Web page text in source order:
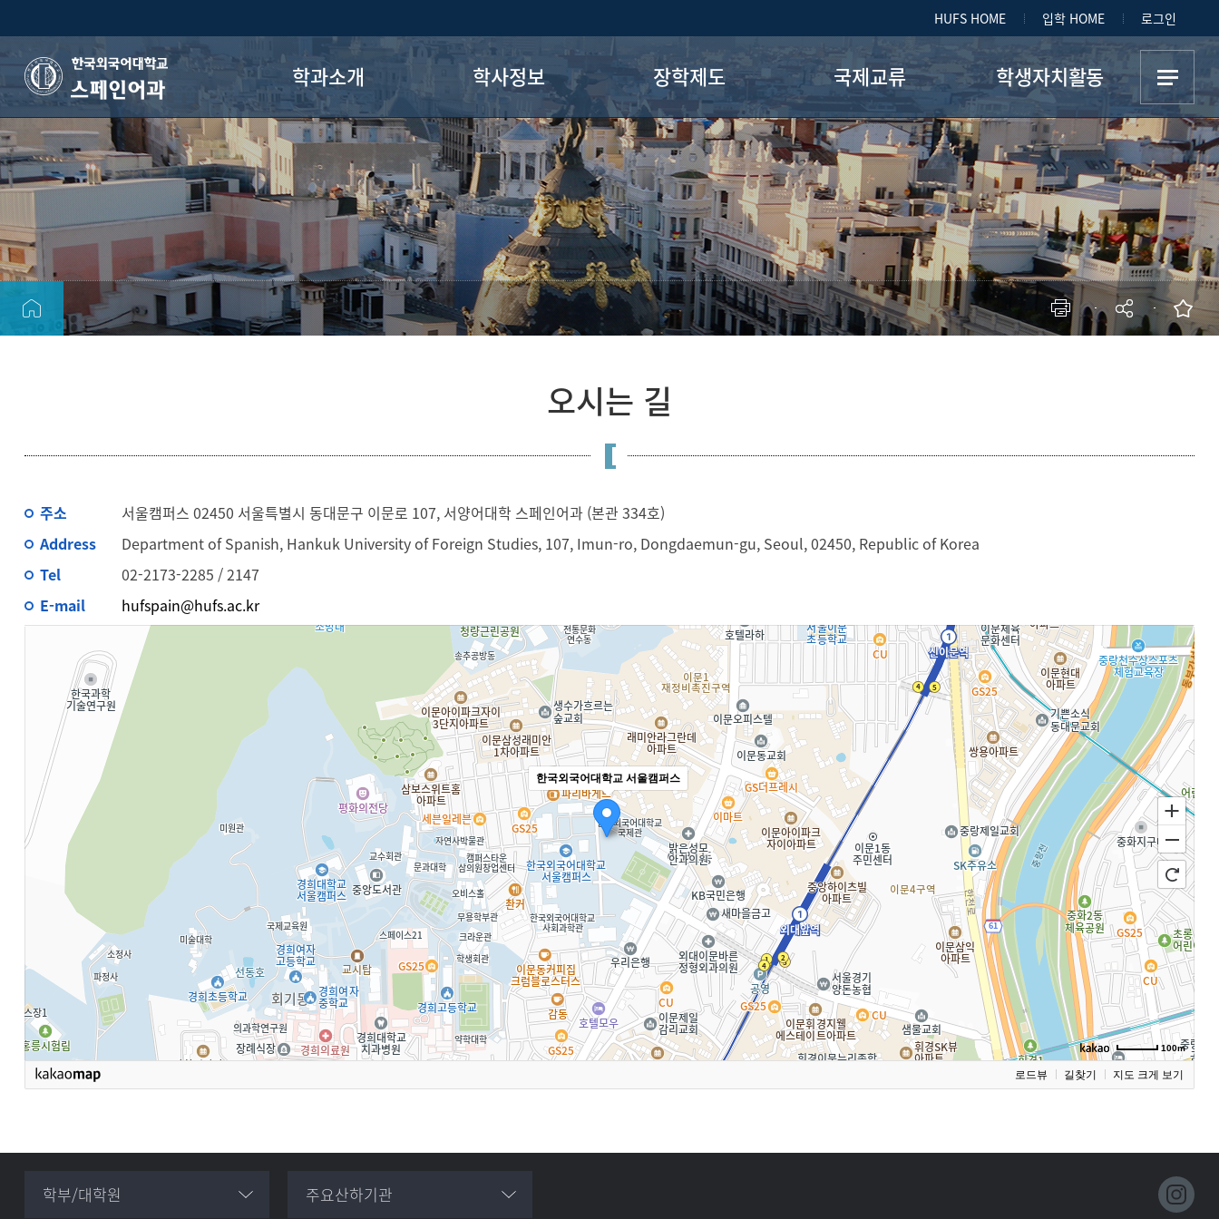
HUFS HOME 입학 HOME 로그인
스페인어과 학과소개
스페인어과 소개
학과 연혁
교수진
학과장실소개
졸업후진로
사진갤러리
학사정보
전공과목 소개
학사일정
졸업정보
자격증정보
학과장실 공지사항
홍보게시판
장학제도
교내장학
교외장학
국제교류
스페인어권 정보
교환프로그램 협정대학
파견학생
교환학생
해외어학연수
해외인턴쉽
학생자치활동
학생회소개
우문연
Armada
Aula
Los Novios
Los Amigos
메뉴추가
오시는 길
주소
서울캠퍼스 02450 서울특별시 동대문구 이문로 107, 서양어대학 스페인어과 (본관 334호)
Address
Department of Spanish, Hankuk University of Foreign Studies, 107, Imun-ro, Dongdaemun-gu, Seoul, 02450, Republic of Korea
Tel
02-2173-2285 / 2147
E-mail
hufspain@hufs.ac.kr
한국외국어대학교 서울캠퍼스
100m
로드뷰 길찾기 지도 크게 보기
학부/대학원 주요산하기관